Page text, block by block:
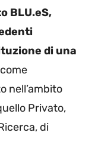
BLU.eS,
di una
nell’ambito
Privato,
di